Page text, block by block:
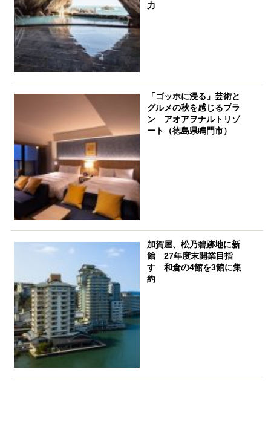
力
「ゴッホに浸る」芸術と
グルメの秋を感じるプラ
ン アオアヲナルトリゾ
ート（徳島県鳴門市）
加賀屋、松乃碧跡地に新
館 27年度末開業目指
す 和倉の4館を3館に集
約